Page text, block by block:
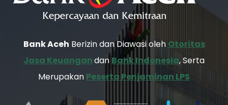
Bank Aceh Berizin dan Diawasi oleh Otoritas
Jasa Keuangandan Bank Indonesia, Serta
Merupakan Peserta Penjaminan LPS